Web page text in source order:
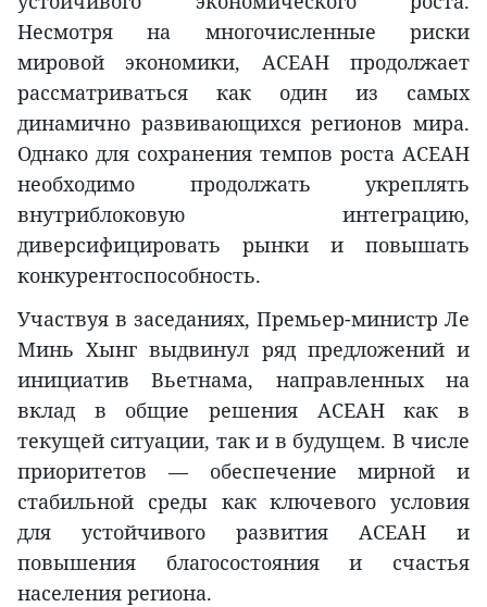
Несмотря на многочисленные риски
мировой экономики, АСЕАН продолжает
рассматриваться как один из самых
динамично развивающихся регионов мира.
Однако для сохранения темпов роста АСЕАН
необходимо продолжать укреплять
внутриблоковую интеграцию,
диверсифицировать рынки и повышать
конкурентоспособность.
Участвуя в заседаниях, Премьер-министр Ле
Минь Хынг выдвинул ряд предложений и
инициатив Вьетнама, направленных на
вклад в общие решения АСЕАН как в
текущей ситуации, так и в будущем. В числе
приоритетов — обеспечение мирной и
стабильной среды как ключевого условия
для устойчивого развития АСЕАН и
повышения благосостояния и счастья
населения региона.